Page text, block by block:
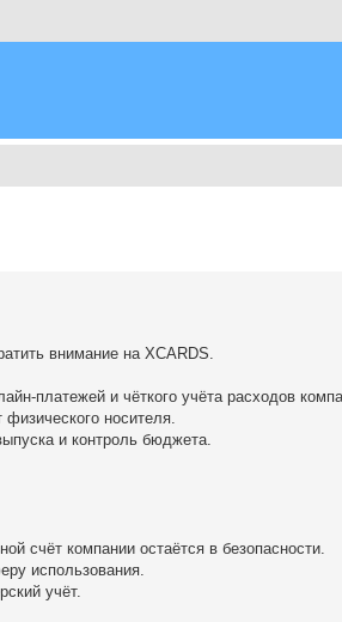
внимание на XCARDS.
платежей и чёткого учёта расходов
носителя.
и контроль бюджета.
счёт компании остаётся в безопасности.
использования.
учёт.